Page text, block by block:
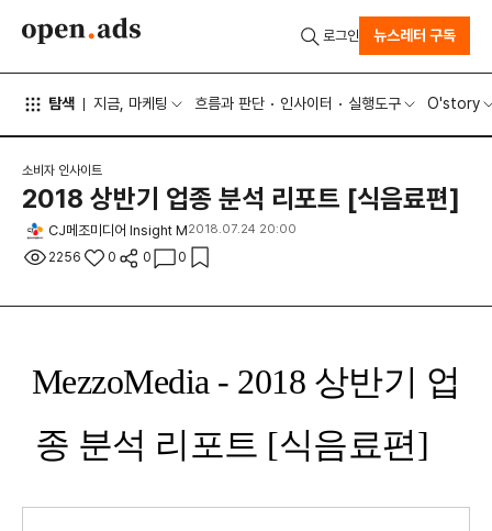
탐색 지금, 마케팅 흐름과 판단 인사이터 실행도구 O'story
로그인 뉴스레터 구독
소비자 인사이트
2018 상반기 업종 분석 리포트 [식음료편]
CJ메조미디어 Insight M2018.07.24 20:00
2256 0 0 0
MezzoMedia - 2018 상반기 업
종 분석 리포트 [식음료편]